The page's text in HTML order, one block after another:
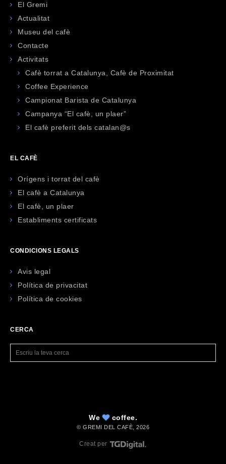
El Gremi
Actualitat
Museu del cafè
Contacte
Activitats
Cafè torrat a Catalunya, Cafè de Proximitat
Coffee Experience
Campionat Barista de Catalunya
Campanya “El cafè, un plaer”
El cafè preferit dels catalan@s
EL CAFÈ
Orígens i torrat del cafè
El cafè a Catalunya
El cafè, un plaer
Establiments certificats
CONDICIONS LEGALS
Avis legal
Política de privacitat
Política de cookies
CERCA
We coffee.
© GREMI DEL CAFÈ, 2026
Creat per